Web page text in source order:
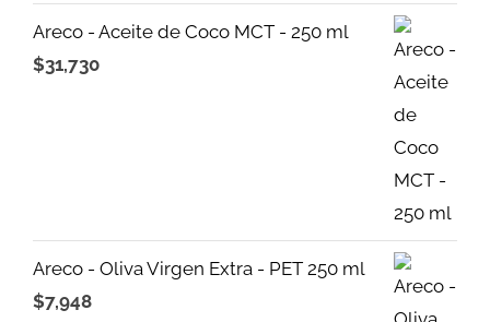
Areco - Aceite de Coco MCT - 250 ml
$31,730
Areco - Oliva Virgen Extra - PET 250 ml
$7,948